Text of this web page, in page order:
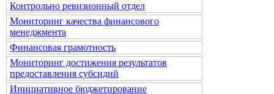
Контрольно ревизионный отдел
Мониторинг качества финансового
менеджмента
Финансовая грамотность
Мониторинг достижения результатов
предоставления субсидий
Инициативное бюджетирование